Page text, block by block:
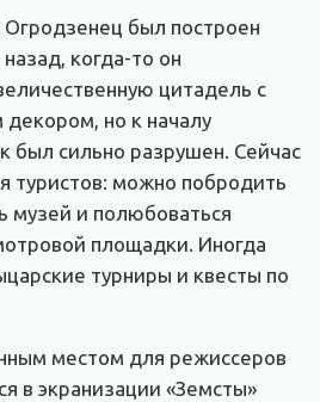
Огродзенец был построен
когда-то он
цитадель с
но к началу
был сильно разрушен. Сейчас
туристов: можно побродить
музей и полюбоваться
площадки. Иногда
турниры и квесты по
местом для режиссеров
в экранизации «Земсты»